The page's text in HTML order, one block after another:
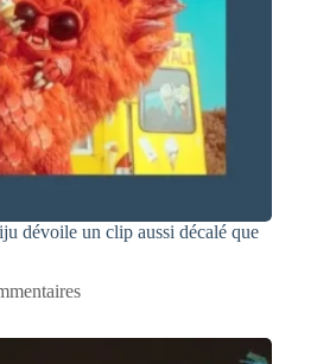
dévoile un clip aussi décalé que